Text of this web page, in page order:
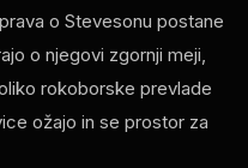
o Stevesonu postane
o njegovi zgornji meji,
rokoborske prevlade
ožajo in se prostor za